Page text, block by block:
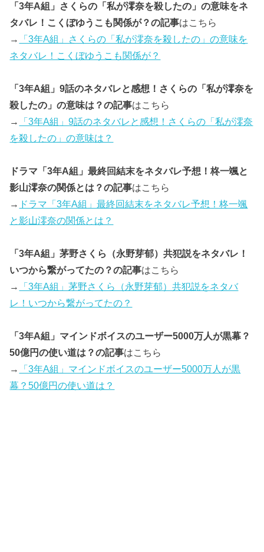
「3年A組」さくらの「私が澪奈を殺したの」の意味をネ
タバレ！こくぼゆうこも関係が？の記事はこちら
→
「3年A組」さくらの「私が澪奈を殺したの」の意味を
ネタバレ！こくぼゆうこも関係が？
「3年A組」9話のネタバレと感想！さくらの「私が澪奈を
殺したの」の意味は？の記事はこちら
→
「3年A組」9話のネタバレと感想！さくらの「私が澪奈
を殺したの」の意味は？
ドラマ「3年A組」最終回結末をネタバレ予想！柊一颯と
影山澪奈の関係とは？の記事はこちら
→ ドラマ「3年A組」最終回結末をネタバレ予想！柊一颯
と影山澪奈の関係とは？
「3年A組」茅野さくら（永野芽郁）共犯説をネタバレ！
いつから繋がってたの？の記事はこちら
→
「3年A組」茅野さくら（永野芽郁）共犯説をネタバ
レ！いつから繋がってたの？
「3年A組」マインドボイスのユーザー5000万人が黒幕？
50億円の使い道は？の記事はこちら
→
「3年A組」マインドボイスのユーザー5000万人が黒
幕？50億円の使い道は？